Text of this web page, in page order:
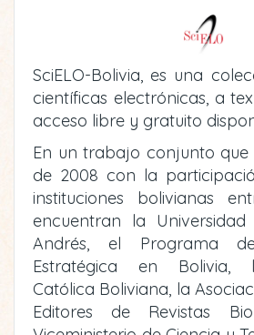
SciELO-Bolivia, es una
científicas electrónicas, a
acceso libre y gratuito
En un trabajo conjunto que
de 2008 con la
instituciones bolivianas
encuentran la
Andrés, el Programa
Estratégica en Bolivia,
Católica Boliviana, la
Editores de Revistas